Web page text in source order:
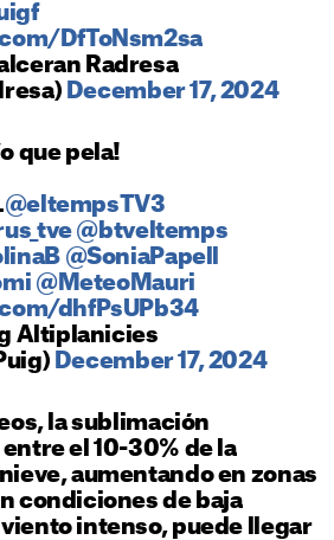
DfToNsm2sa
Radresa
December 17, 2024
que pela!
@eltempsTV3
@btveltemps
@SoniaPapell
@MeteoMauri
dhfPsUPb34
Altiplanicies
December 17, 2024
la sublimación
el 10-30% de la
aumentando en zonas
condiciones de baja
viento intenso, puede llegar